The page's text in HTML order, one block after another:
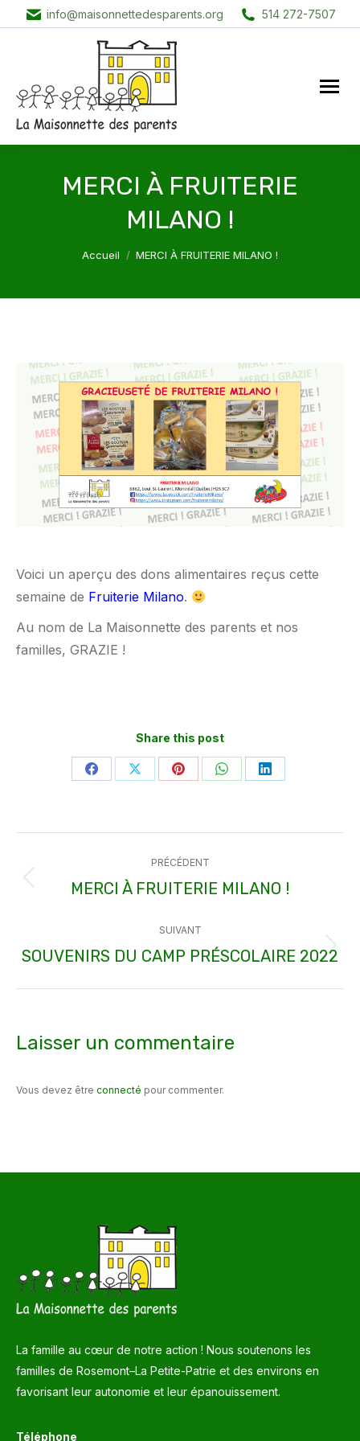
info@maisonnettedesparents.org 514 272-7507
MERCI À FRUITERIE
MILANO !
Vous êtes ici :
Accueil MERCI À FRUITERIE MILANO !
Voici un aperçu des dons alimentaires reçus cette
semaine de Fruiterie Milano.
Au nom de La Maisonnette des parents et nos
familles, GRAZIE !
Share this post
PartagerPartagerPartagerPartagerPartager
article
PRÉCÉDENT
Article
:
MERCI À FRUITERIE MILANO !
SUIVANT
Article
SOUVENIRS DU CAMP PRÉSCOLAIRE 2022
Laisser un commentaire
Vous devez être connecté pour commenter.
La famille au cœur de notre action ! Nous soutenons les
familles de Rosemont–La Petite-Patrie et des environs en
favorisant leur autonomie et leur épanouissement.
Téléphone